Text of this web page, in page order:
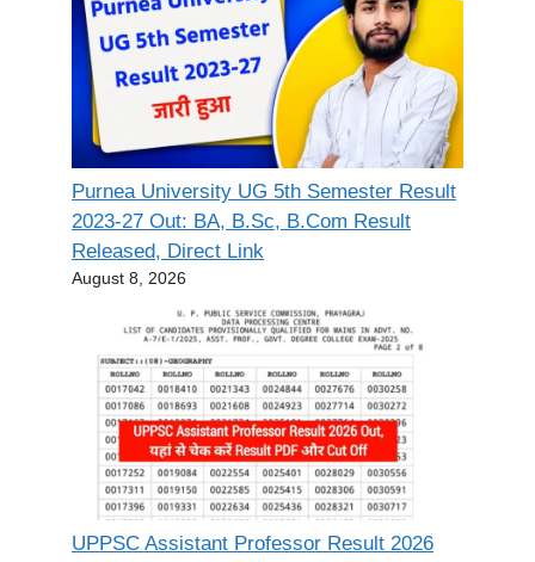
Purnea University UG 5th Semester Result
2023-27 Out: BA, B.Sc, B.Com Result
Released, Direct Link
August 8, 2026
UPPSC Assistant Professor Result 2026